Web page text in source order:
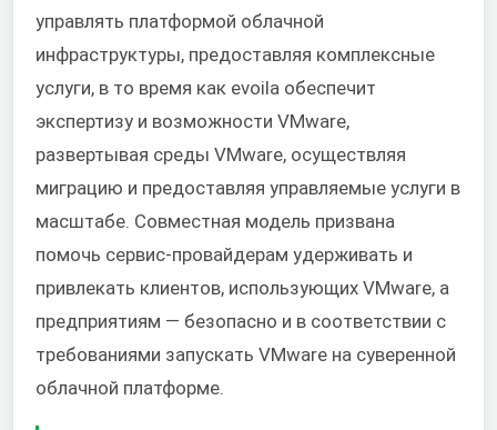
управлять платформой облачной
инфраструктуры, предоставляя комплексные
услуги, в то время как evoila обеспечит
экспертизу и возможности VMware,
развертывая среды VMware, осуществляя
миграцию и предоставляя управляемые услуги в
масштабе. Совместная модель призвана
помочь сервис-провайдерам удерживать и
привлекать клиентов, использующих VMware, а
предприятиям — безопасно и в соответствии с
требованиями запускать VMware на суверенной
облачной платформе.